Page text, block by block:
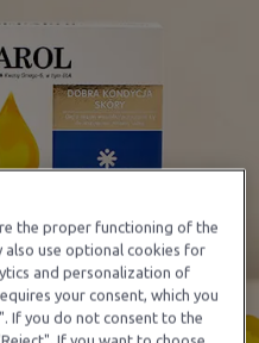
the proper functioning of the
also use optional cookies for
and personalization of
your consent, which you
If you do not consent to the